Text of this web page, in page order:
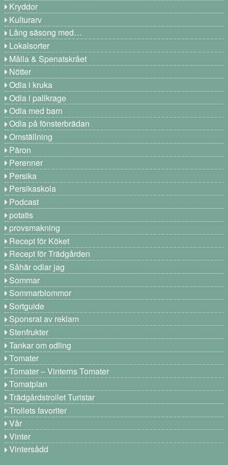
Kryddor
Kulturarv
Lång säsong med…
Lokalsorter
Målla & Spenatskrået
Nötter
Odla i kruka
Odla i pallkrage
Odla med barn
Odla på fönsterbrädan
Omställning
Päron
Perenner
Persika
Persikaskola
Podcast
potatis
provsmakning
Recept för Köket
Recept för Trädgården
Såhär odlar jag
Sommar
Sommarblommor
Sortguide
Sponsrat av reklam
Stenfrukter
Tankar om odling
Tomater
Tomater – Vinterns Tomater
Tomatplan
Trädgårdstrollet Turistar
Trollets favoriter
Vår
Vinter
Vintersådd